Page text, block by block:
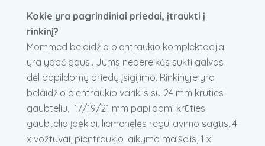
Kokie yra pagrindiniai priedai, įtraukti į
rinkinį?
Mommed belaidžio pientraukio komplektacija
yra ypač gausi. Jums nebereikės sukti galvos
dėl appildomų priedų įsigijimo. Rinkinyje yra
belaidžio pientraukio variklis su 24 mm krūties
gaubteliu, 17/19/21 mm papildomi krūties
gaubtelio įdėklai, liemenėlės reguliavimo sagtis, 4
x vožtuvai, pientraukio laikymo maišelis, 1 x